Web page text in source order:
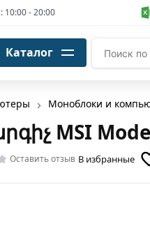
10:00 - 20:00
Каталог
Моноблоки и
MSI
Оставить отзыв В избранные